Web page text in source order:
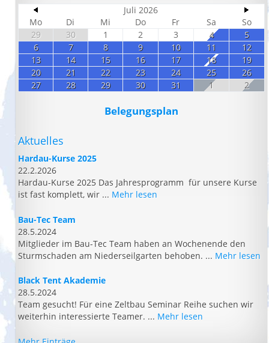
Juli 2026
Mo
Di Mi Do Fr Sa
So
29
30 1 2 3 4
5
6
7 8 9 10 11
12
13
14 15 16 17 18
19
20
21 22 23 24 25
26
27
28 29 30 31 1 2
Belegungsplan
Aktuelles
Hardau-Kurse 2025
22.2.2026
Hardau-Kurse 2025 Das Jahresprogramm für unsere Kurse
ist fast komplett, wir ... Mehr lesen
Bau-Tec Team
28.5.2024
Mitglieder im Bau-Tec Team haben an Wochenende den
Sturmschaden am Niederseilgarten behoben. ... Mehr lesen
Black Tent Akademie
28.5.2024
Team gesucht! Für eine Zeltbau Seminar Reihe suchen wir
weiterhin interessierte Teamer. ... Mehr lesen